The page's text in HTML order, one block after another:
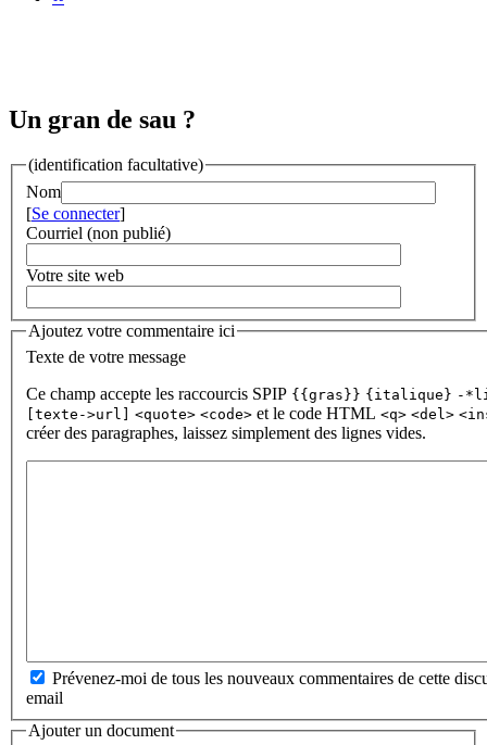
Un gran de sau ?
(identification facultative)
Nom
[Se connecter]
Courriel (non publié)
Votre site web
Ajoutez votre commentaire ici
Texte de votre message
Ce champ accepte les raccourcis SPIP {{gras}} {italique} -
[texte->url] <quote> <code> et le code HTML <q> <del>
créer des paragraphes, laissez simplement des lignes vides.
Prévenez-moi de tous les nouveaux commentaires de cette
email
Ajouter un document